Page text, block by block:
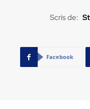
Scris de:
Facebook